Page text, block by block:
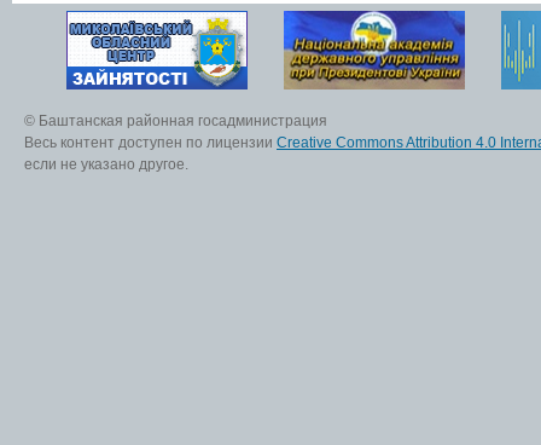
© Баштанская районная госадминистрация
Весь контент доступен по лицензии Creative Commons Attribution 4.0
если не указано другое.